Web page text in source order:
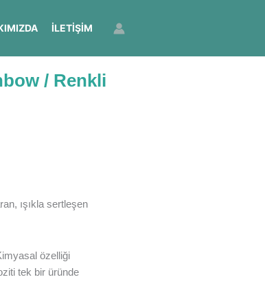
İLETIŞIM
/ Renkli
ışıkla sertleşen
özelliği
tek bir üründe